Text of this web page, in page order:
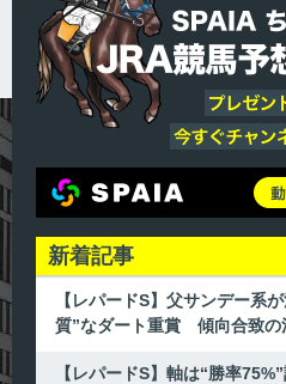
新着記事
【レパードS】父サンデー系
質”なダート重賞 傾向合致の
【レパードS】軸は“勝率